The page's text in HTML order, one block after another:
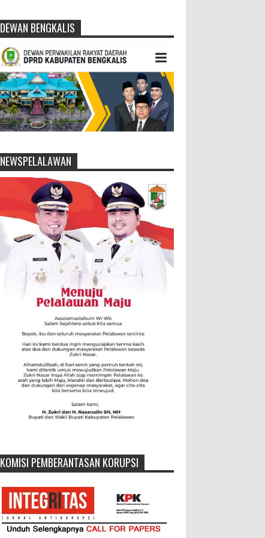
DEWAN BENGKALIS
NEWSPELALAWAN
KOMISI PEMBERANTASAN KORUPSI